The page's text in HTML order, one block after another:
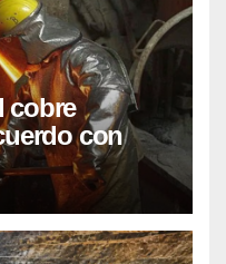
cobre
con